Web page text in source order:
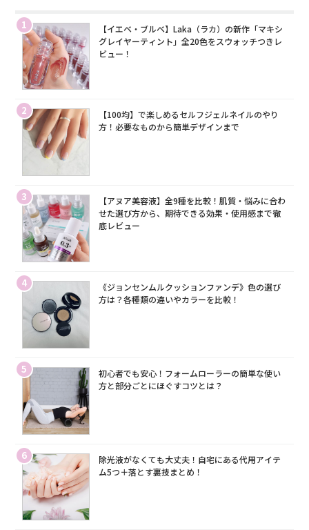
1
【イエベ・ブルベ】Laka（ラカ）の新作「マキシ
グレイヤーティント」全20色をスウォッチつきレ
ビュー！
2
【100均】で楽しめるセルフジェルネイルのやり
方！必要なものから簡単デザインまで
3
【アヌア美容液】全9種を比較！肌質・悩みに合わ
せた選び方から、期待できる効果・使用感まで徹
底レビュー
4
《ジョンセンムルクッションファンデ》色の選び
方は？各種類の違いやカラーを比較！
5
初心者でも安心！フォームローラーの簡単な使い
方と部分ごとにほぐすコツとは？
6
除光液がなくても大丈夫！自宅にある代用アイテ
ム5つ＋落とす裏技まとめ！